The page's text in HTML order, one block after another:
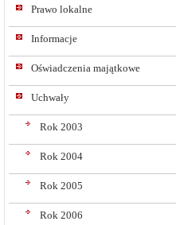
Prawo lokalne
Informacje
Oświadczenia majątkowe
Uchwały
Rok 2003
Rok 2004
Rok 2005
Rok 2006